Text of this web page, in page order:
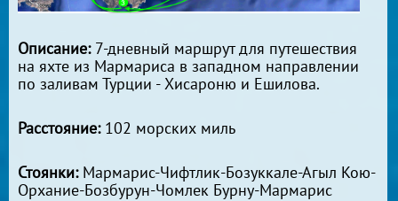
Описание:7-дневный маршрут для путешествия
на яхте из Мармариса в западном направлении
по заливам Турции - Хисароню и Ешилова.
Расстояние:102 морских миль
Стоянки:Мармарис-Чифтлик-Бозуккале-Агыл Кою-
Орхание-Бозбурун-Чомлек Бурну-Мармарис